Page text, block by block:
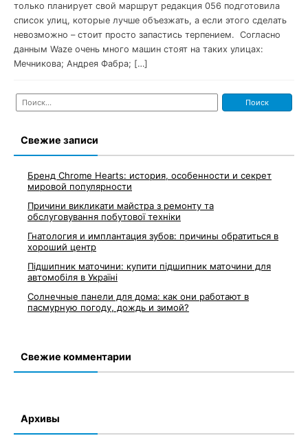
только планирует свой маршрут редакция 056 подготовила
список улиц, которые лучше объезжать, а если этого сделать
невозможно – стоит просто запастись терпением. Согласно
данным Waze очень много машин стоят на таких улицах:
Мечникова; Андрея Фабра; […]
Найти:
Свежие записи
Бренд Chrome Hearts: история, особенности и секрет
мировой популярности
Причини викликати майстра з ремонту та
обслуговування побутової техніки
Гнатология и имплантация зубов: причины обратиться в
хороший центр
Підшипник маточини: купити підшипник маточини для
автомобіля в Україні
Солнечные панели для дома: как они работают в
пасмурную погоду, дождь и зимой?
Свежие комментарии
Архивы